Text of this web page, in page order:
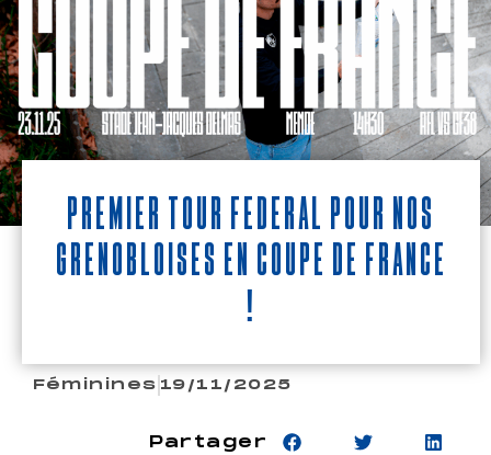
Premier tour fédéral pour nos
Grenobloises en Coupe de France
!
Féminines 19/11/2025
Partager